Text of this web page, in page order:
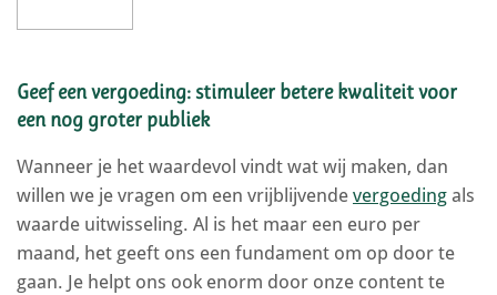
Geef een vergoeding: stimuleer betere kwaliteit voor
een nog groter publiek
Wanneer je het waardevol vindt wat wij maken, dan
willen we je vragen om een vrijblijvende vergoeding als
waarde uitwisseling. Al is het maar een euro per
maand, het geeft ons een fundament om op door te
gaan. Je helpt ons ook enorm door onze content te